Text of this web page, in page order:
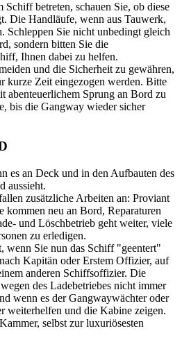
betreten, schauen Sie, ob diese
Die Handläufe, wenn aus Tauwerk,
Schleppen Sie nicht unbedingt gleich
sondern bitten Sie die
Ihnen dabei zu helfen.
und die Sicherheit zu gewähren,
kurze Zeit eingezogen werden. Bitte
abenteuerlichem Sprung an Bord zu
bis die Gangway wieder sicher
es an Deck und in den Aufbauten des
aussieht.
zusätzliche Arbeiten an: Proviant
kommen neu an Bord, Reparaturen
und Löschbetrieb geht weiter, viele
zu erledigen.
wenn Sie nun das Schiff "geentert"
Kapitän oder Erstem Offizier, auf
anderen Schiffsoffizier. Die
des Ladebetriebes nicht immer
wenn es der Gangwaywächter oder
weiterhelfen und die Kabine zeigen.
selbst zur luxuriösesten